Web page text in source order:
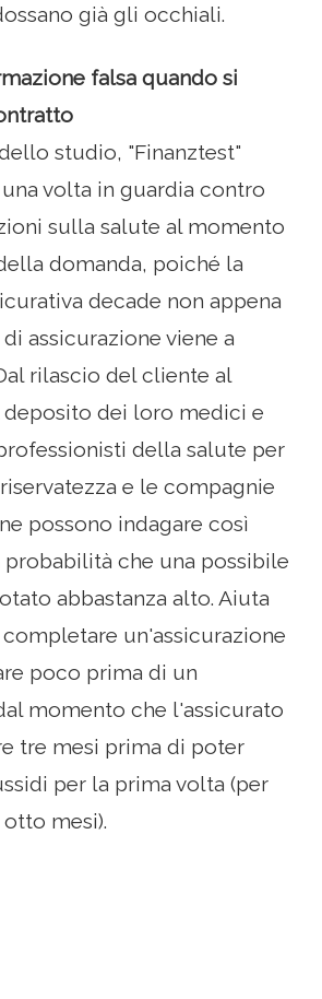
già gli occhiali.
falsa quando si
studio, "Finanztest"
volta in guardia contro
sulla salute al momento
domanda, poiché la
decade non appena
assicurazione viene a
rilascio del cliente al
dei loro medici e
della salute per
e le compagnie
possono indagare così
che una possibile
abbastanza alto. Aiuta
un'assicurazione
poco prima di un
momento che l'assicurato
tre mesi prima di poter
per la prima volta (per
mesi).